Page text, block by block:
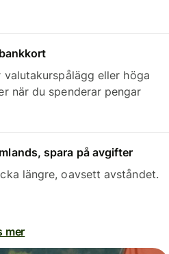
eller höga
när du spenderar pengar
spara på avgifter
längre, oavsett avståndet.
mer